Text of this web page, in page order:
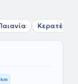
Κερατέα